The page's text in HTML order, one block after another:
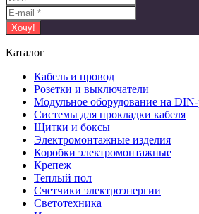
Каталог
Кабель и провод
Розетки и выключатели
Модульное оборудование на
Системы для прокладки кабеля
Щитки и боксы
Электромонтажные изделия
Коробки электромонтажные
Крепеж
Теплый пол
Счетчики электроэнергии
Светотехника